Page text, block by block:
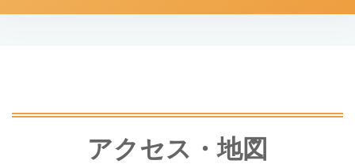
アクセス・地図